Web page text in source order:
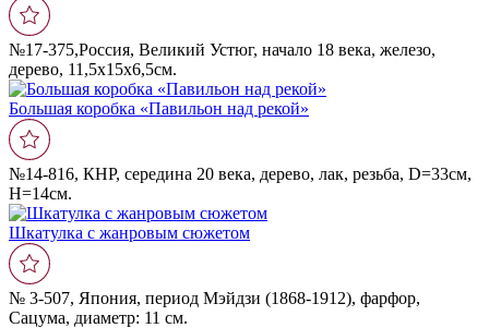
№17-375,Россия, Великий Устюг, начало 18 века, железо,
дерево, 11,5х15х6,5см.
Большая коробка «Павильон над рекой»
№14-816, КНР, середина 20 века, дерево, лак, резьба, D=33см,
Н=14см.
Шкатулка с жанровым сюжетом
№ 3-507, Япония, период Мэйдзи (1868-1912), фарфор,
Сацума, диаметр: 11 см.